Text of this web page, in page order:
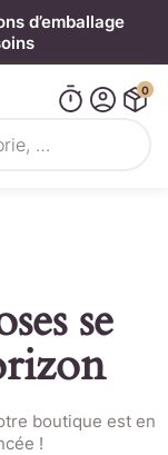
d’emballage
0
se
boutique est en
!